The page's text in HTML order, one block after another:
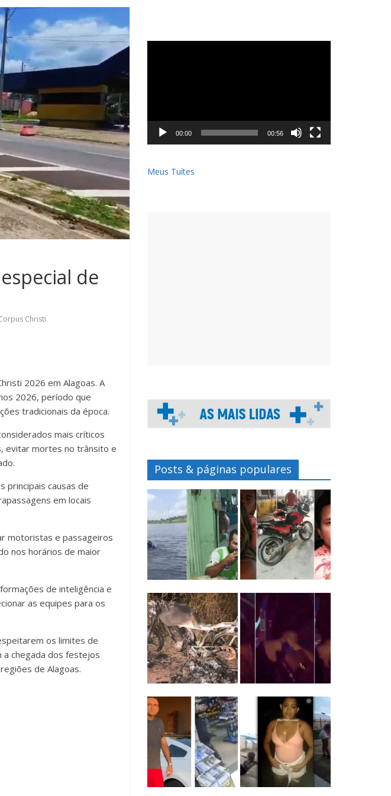
de
Christi
2026 em Alagoas. A
2026, período que
tradicionais da época.
mais críticos
evitar mortes no trânsito e
principais causas de
em locais
motoristas e passageiros
nos horários de maior
de inteligência e
as equipes para os
os limites de
a chegada dos festejos
de Alagoas.
00:00 00:56
Meus Tuítes
Posts & páginas populares